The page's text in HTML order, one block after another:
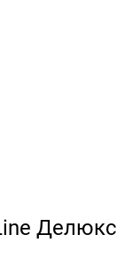
Делюкс